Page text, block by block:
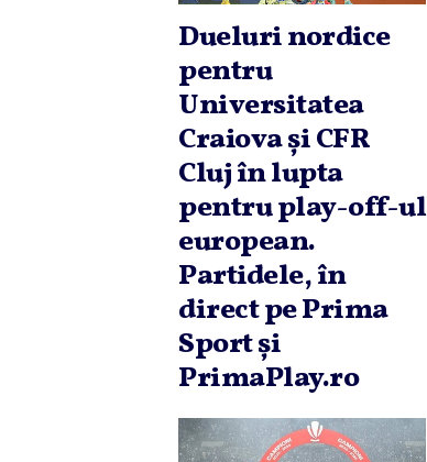
Dueluri nordice
pentru
Universitatea
Craiova şi CFR
Cluj în lupta
pentru play-off-ul
european.
Partidele, în
direct pe Prima
Sport şi
PrimaPlay.ro